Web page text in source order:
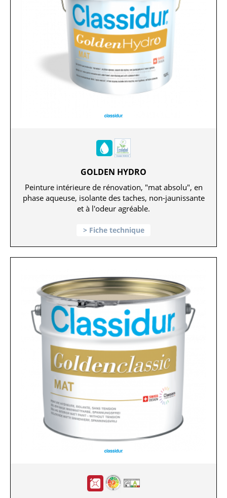
GOLDEN HYDRO
Peinture intérieure de rénovation, "mat absolu", en
phase aqueuse, isolante des taches, non-jaunissante
et à l'odeur agréable.
Fiche technique